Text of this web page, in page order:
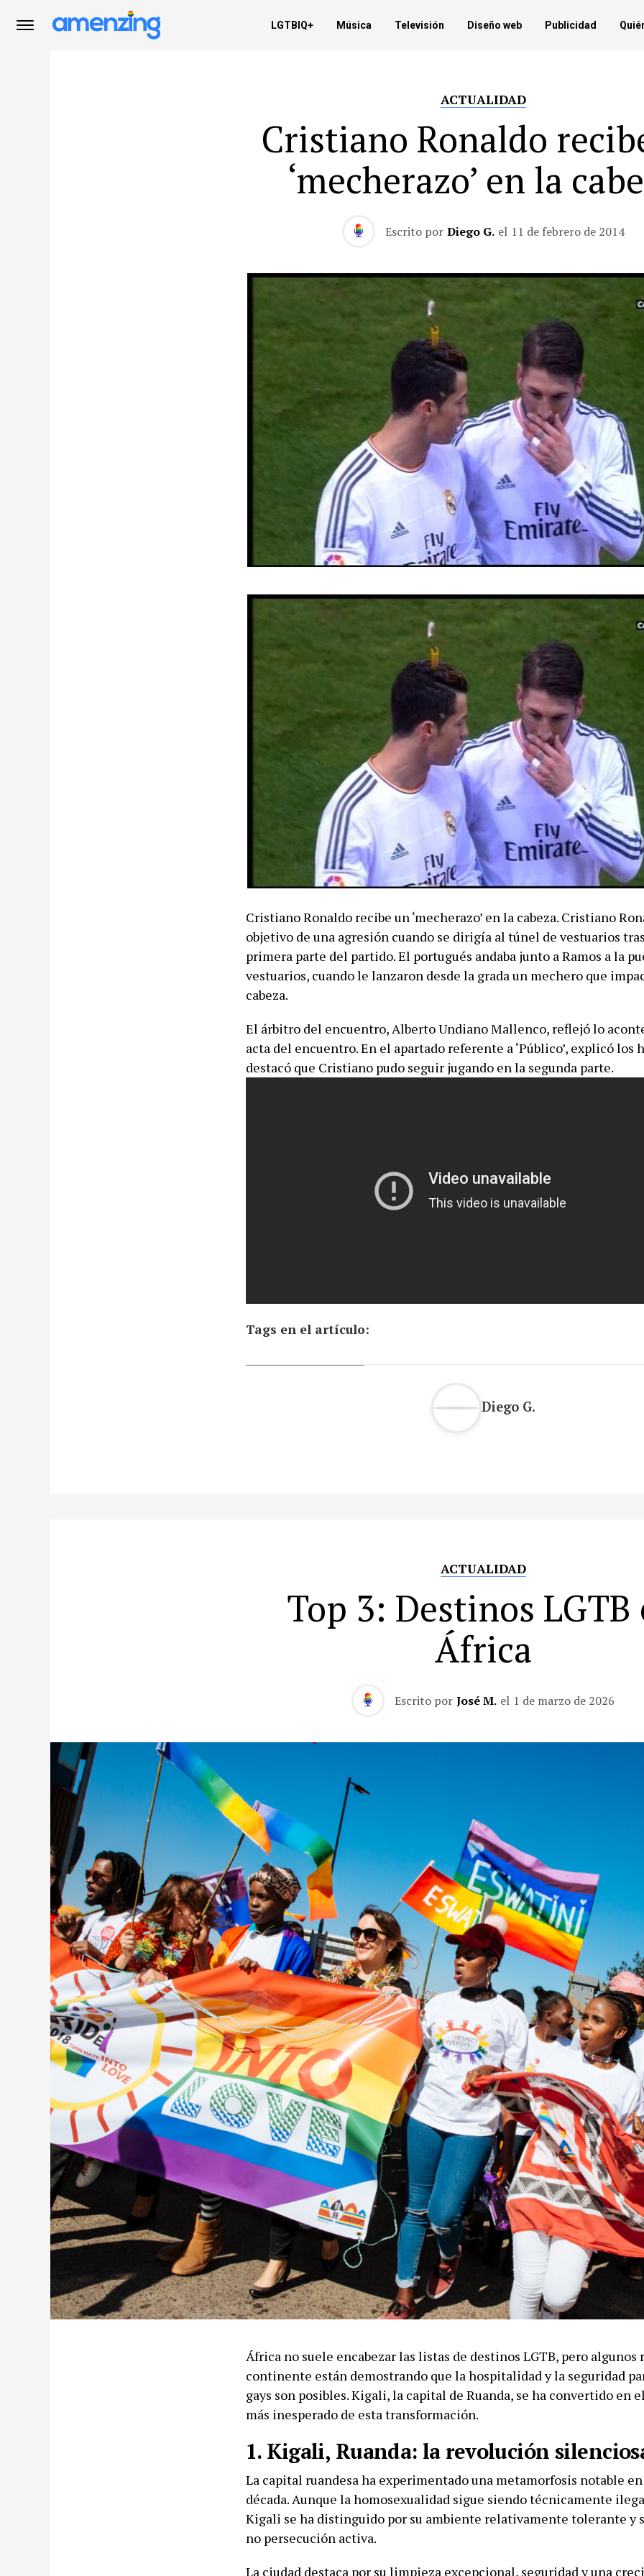
LGTBIQ+ Música Televisión Diseño web Publicidad
ACTUALIDAD
Cristiano Ronaldo
‘mecherazo’ en la
Escrito por Diego G. el 11 de febrero de 2014
Cristiano Ronaldo recibe un ‘mecherazo’ en la cabeza. Cristiano
objetivo de una agresión cuando se dirigía al túnel de vestuarios
primera parte del partido. El portugués andaba junto a Ramos a la
vestuarios, cuando le lanzaron desde la grada un mechero que
cabeza.
El árbitro del encuentro, Alberto Undiano Mallenco, reflejó lo
acta del encuentro. En el apartado referente a ‘Público’, explicó los
destacó que Cristiano pudo seguir jugando en la segunda parte.
Tags en el artículo:
Diego G.
ACTUALIDAD
Top 3: Destinos LGTB
África
Escrito por José M. el 1 de marzo de 2026
África no suele encabezar las listas de destinos LGTB, pero
continente están demostrando que la hospitalidad y la seguridad
gays son posibles. Kigali, la capital de Ruanda, se ha convertido en
más inesperado de esta transformación.
1. Kigali, Ruanda: la revolución
La capital ruandesa ha experimentado una metamorfosis notable
década. Aunque la homosexualidad sigue siendo técnicamente
Kigali se ha distinguido por su ambiente relativamente tolerante y
no persecución activa.
La ciudad destaca por su limpieza excepcional, seguridad y una